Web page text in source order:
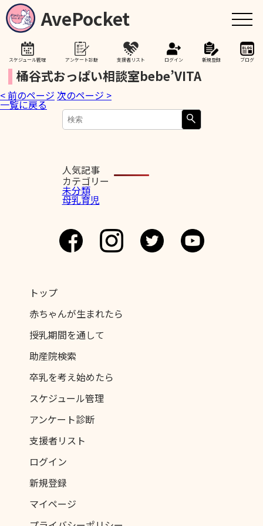
AvePocket
スケジュール管理 アンケート診断 支援者リスト ログイン 新規登録 ブログ
トップ
赤ちゃんが生まれたら
授乳期間を通して
助産院検索
卒乳を考え始めたら
桶谷式おっぱい相談室bebe’VITA
< 前のページ 次のページ >
一覧に戻る
人気記事
カテゴリー
未分類
母乳育児
トップ
赤ちゃんが生まれたら
授乳期間を通して
助産院検索
卒乳を考え始めたら
スケジュール管理
アンケート診断
支援者リスト
ログイン
新規登録
マイページ